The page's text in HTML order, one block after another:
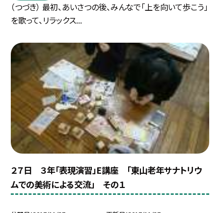
（つづき） 最初、あいさつの後、みんなで「上を向いて歩こう」
を歌って、リラックス...
２７日 ３年「表現演習」E講座 「東山老年サナトリウ
ムでの美術による交流」 その１